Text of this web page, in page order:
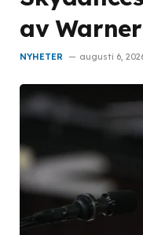
av
NYHETER augusti 6,